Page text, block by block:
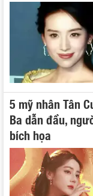
5 mỹ nhân Tân
Ba dẫn đầu,
bích họa